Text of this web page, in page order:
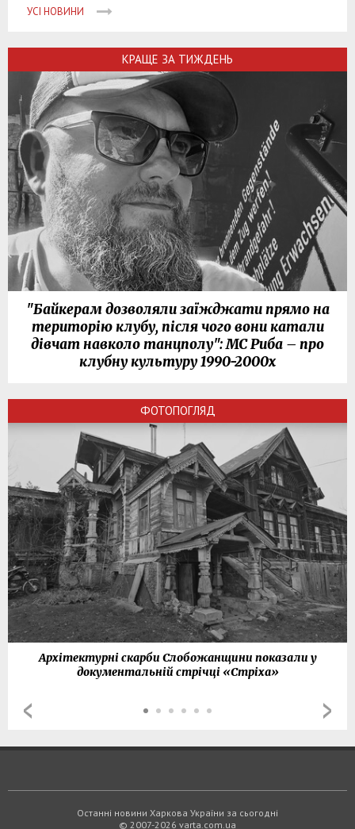
УСІ НОВИНИ
КРАЩЕ ЗА ТИЖДЕНЬ
"Байкерам дозволяли заїжджати прямо на
територію клубу, після чого вони катали
дівчат навколо танцполу": МС Риба – про
клубну культуру 1990-2000х
ФОТОПОГЛЯД
Архітектурні скарби Слобожанщини показали у
документальній стрічці «Стріха»
Останні новини Харкова України за сьогодні
© 2007-2026 varta.com.ua